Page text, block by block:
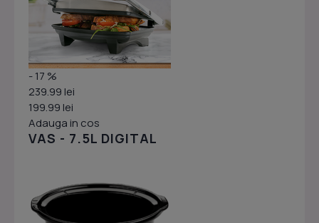
- 17 %
239.99 lei
199.99 lei
Adauga in cos
VAS - 7.5L DIGITAL